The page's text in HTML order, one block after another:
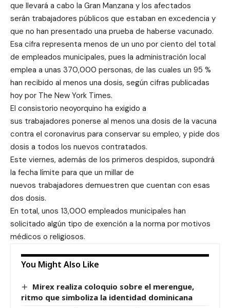
que llevará a cabo la Gran Manzana y los afectados
serán trabajadores públicos que estaban en excedencia y
que no han presentado una prueba de haberse vacunado.
Esa cifra representa menos de un uno por ciento del total
de empleados municipales, pues la administración local
emplea a unas 370,000 personas, de las cuales un 95 %
han recibido al menos una dosis, según cifras publicadas
hoy por The New York Times.
El consistorio neoyorquino ha exigido a
sus trabajadores ponerse al menos una dosis de la vacuna
contra el coronavirus para conservar su empleo, y pide dos
dosis a todos los nuevos contratados.
Este viernes, además de los primeros despidos, supondrá
la fecha límite para que un millar de
nuevos trabajadores demuestren que cuentan con esas
dos dosis.
En total, unos 13,000 empleados municipales han
solicitado algún tipo de exención a la norma por motivos
médicos o religiosos.
You Might Also Like
Mirex realiza coloquio sobre el merengue,
ritmo que simboliza la identidad dominicana